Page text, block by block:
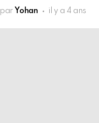
par Yohan il y a 4 ans